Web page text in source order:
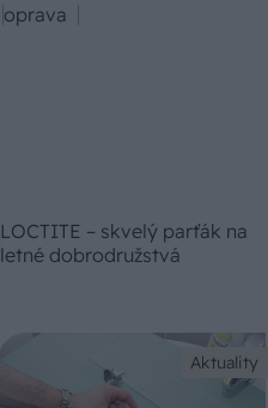
oprava
LOCTITE – skvelý parťák na
letné dobrodružstvá
Aktuality